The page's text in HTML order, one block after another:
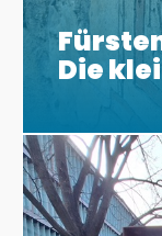
Die